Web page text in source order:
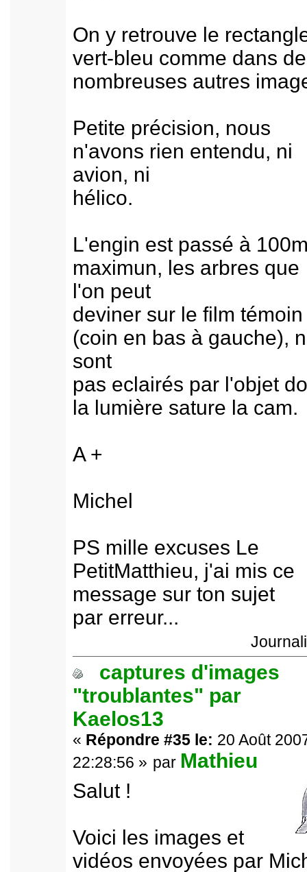
On y retrouve le
vert-bleu comme dans de
nombreuses autres
Petite précision, nous
n'avons rien entendu, ni
avion, ni
hélico.
L'engin est passé à
maximun, les arbres que
l'on peut
deviner sur le film témoin
(coin en bas à gauche),
sont
pas eclairés par l'objet
la lumière sature la cam.
A +
Michel
PS mille excuses Le
PetitMatthieu, j'ai mis ce
message sur ton sujet
par erreur...
captures d'images
"troublantes" par
Kaelos13
« Répondre #35 le: 20 Août
22:28:56 » par Mathieu
Salut !
Voici les images et
vidéos envoyées par